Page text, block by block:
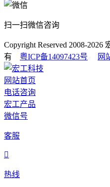
扫一扫微信咨询
Copyright Reserved 2008-2026
有 粤ICP备14097423号 网
网站首页
电话咨询
宏工产品
微信号
客服

热线